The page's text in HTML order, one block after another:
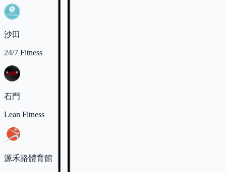
沙田
24/7 Fitness
石門
Lean Fitness
源禾路體育館